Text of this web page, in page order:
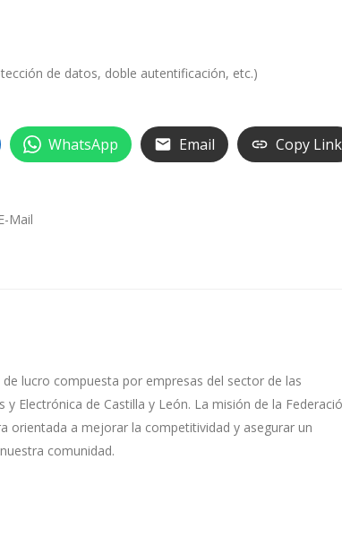
de datos, doble autentificación, etc.)
WhatsApp Email Copy Link
Mail
lucro compuesta por empresas del sector de las
Electrónica de Castilla y León. La misión de la
orientada a mejorar la competitividad y asegurar un
comunidad.